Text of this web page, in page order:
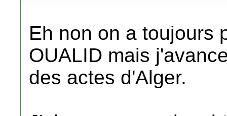
Eh non on a toujours
OUALID mais
des actes d'Alger.